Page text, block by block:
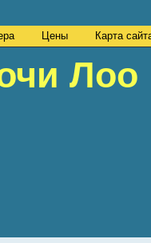
Цены Карта
Лоо